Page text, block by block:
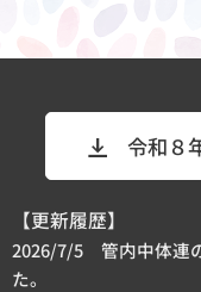
令和８
【更新履歴】
2026/7/5 管内中体連
た。